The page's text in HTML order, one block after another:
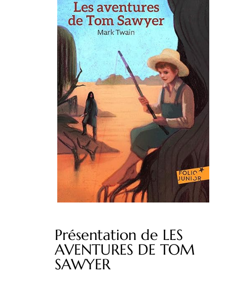
Présentation de LES
AVENTURES DE TOM
SAWYER